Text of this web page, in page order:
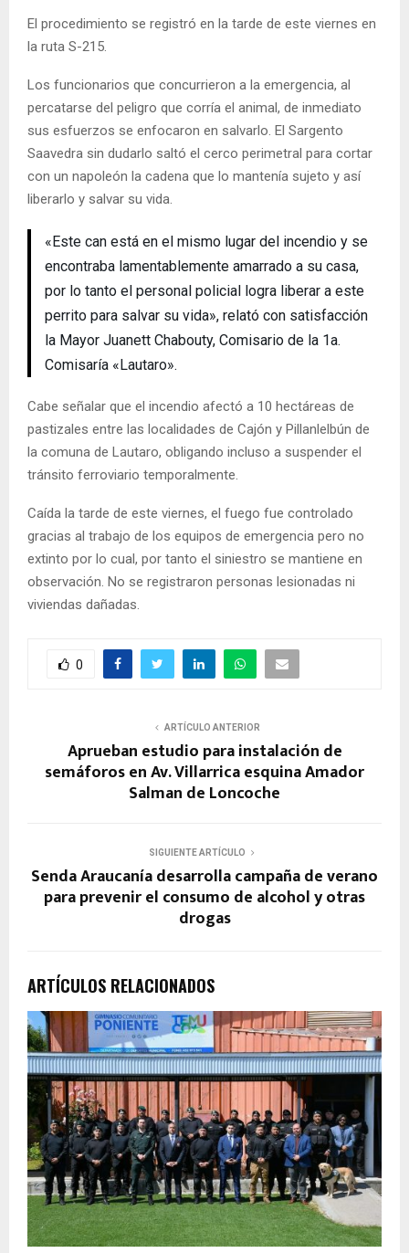
El procedimiento se registró en la tarde de este viernes en
la ruta S-215.
Los funcionarios que concurrieron a la emergencia, al
percatarse del peligro que corría el animal, de inmediato
sus esfuerzos se enfocaron en salvarlo. El Sargento
Saavedra sin dudarlo saltó el cerco perimetral para cortar
con un napoleón la cadena que lo mantenía sujeto y así
liberarlo y salvar su vida.
«Este can está en el mismo lugar del incendio y se
encontraba lamentablemente amarrado a su casa,
por lo tanto el personal policial logra liberar a este
perrito para salvar su vida», relató con satisfacción
la Mayor Juanett Chabouty, Comisario de la 1a.
Comisaría «Lautaro».
Cabe señalar que el incendio afectó a 10 hectáreas de
pastizales entre las localidades de Cajón y Pillanlelbún de
la comuna de Lautaro, obligando incluso a suspender el
tránsito ferroviario temporalmente.
Caída la tarde de este viernes, el fuego fue controlado
gracias al trabajo de los equipos de emergencia pero no
extinto por lo cual, por tanto el siniestro se mantiene en
observación. No se registraron personas lesionadas ni
viviendas dañadas.
0
ARTÍCULO ANTERIOR
Aprueban estudio para instalación de
semáforos en Av. Villarrica esquina Amador
Salman de Loncoche
SIGUIENTE ARTÍCULO
Senda Araucanía desarrolla campaña de verano
para prevenir el consumo de alcohol y otras
drogas
ARTÍCULOS RELACIONADOS